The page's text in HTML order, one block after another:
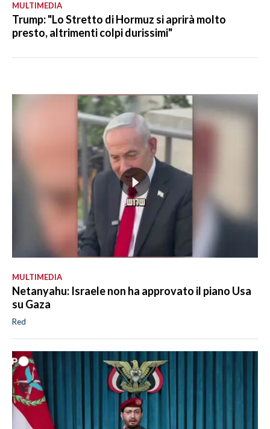
MULTIMEDIA
Trump: "Lo Stretto di Hormuz si aprirà molto
presto, altrimenti colpi durissimi"
MULTIMEDIA
Netanyahu: Israele non ha approvato il piano Usa
su Gaza
Red